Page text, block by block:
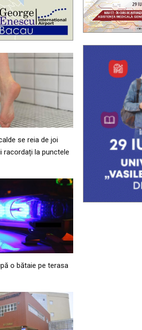
se reia de joi
la punctele
o bătaie pe terasa